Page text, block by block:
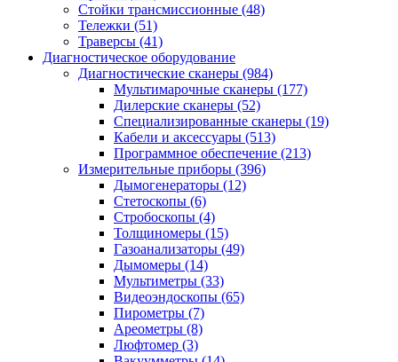
Стойки трансмиссионные (48)
Тележки (51)
Траверсы (41)
Диагностическое оборудование
Диагностические сканеры (984)
Мультимарочные сканеры (177)
Дилерские сканеры (52)
Специализированные сканеры (19)
Кабели и аксессуары (513)
Программное обеспечение (213)
Измерительные приборы (396)
Дымогенераторы (12)
Стетоскопы (6)
Стробоскопы (4)
Толщиномеры (15)
Газоанализаторы (49)
Дымомеры (14)
Мультиметры (33)
Видеоэндоскопы (65)
Пирометры (7)
Ареометры (8)
Люфтомер (3)